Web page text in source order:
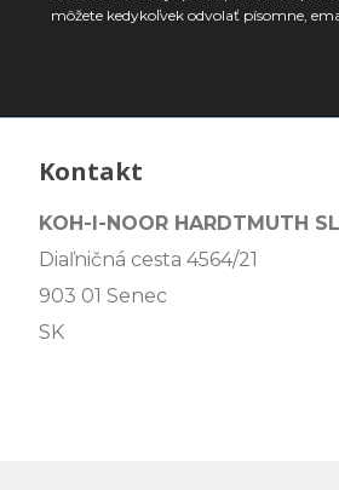
môžete kedykoľvek odvolať písomne,
Kontakt
KOH-I-NOOR HARDTMUTH
Diaľničná cesta 4564/21
903 01 Senec
SK